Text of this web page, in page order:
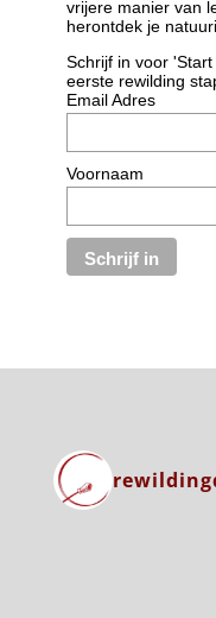
vrijere manier van
herontdek je
Schrijf in voor
eerste rewilding
Email Adres
Voornaam